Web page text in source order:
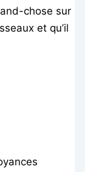
chose sur
et qu’il